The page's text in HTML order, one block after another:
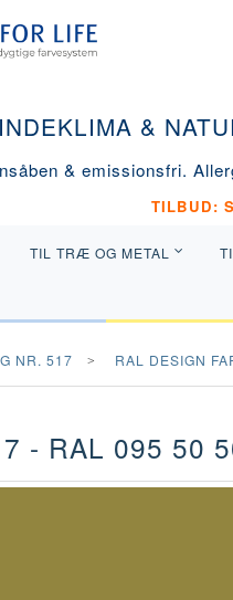
INDEKLIMA &
& emissionsfri.
TILBUD:
TIL TRÆ OG METAL
NR. 517 RAL DESIGN
- RAL 095 50